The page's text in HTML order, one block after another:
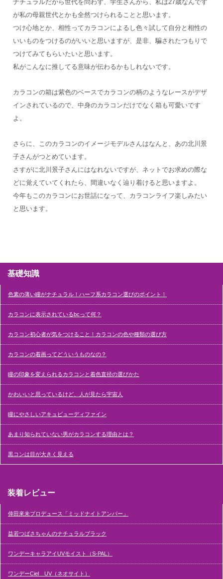
ナチュラルだから世代を問わず、学生さんから、私は27歳なんです
が私の母親世代とかも全然つけられることと思います。
つけ心地とか、相性ってカラコンによるし色々試して自分と相性の
いいものをつけるのがいいと思いますが、是非、騙されたつもりで
つけてみてもらいたいと思います。
私がこんなに推してる意味が伝わるかもしれないです。
カラコンの箱は紫色のベースでカラコンの柄のようなレースがデザ
インされているので、中身のカラコンだけでなく箱も可愛いです
よ。
さらに、このカラコンのイメージモデルさんはなんと、あの北川景
子さんがつとめています。
さすがに北川景子さんにはなれないですが、ネットでお求めの際な
どに覚えていてくれたら、間違いなく辿り着けると思いますよ。
今年もこのカラコンにお世話になって、カラコンライフ楽しみたい
と思います。
基礎知識
色素の薄い瞳がナチュラル！ハーフ系カラコン選びのポイント！
カラコンに表示されているbcって何？
カラコン初心者が気をつけること！カラコンの色や種類の選び方
カラコンの着画ってどういうものなの？
瞳の印象を変えられるカラコンと着色直径の選びかた
かわいいと思っているけど、人が見たら宇宙人
瞳にやさしいアキュビューディファイン
あまり知られていない男がカラコンする理由とは？
黒コンは目が大きく見える
装着レビュー
倖田來未プロデュース「ミッドナイトアンバー」
益若つばさちゃんのナチュラルブラック
ワンデーキャラアイUVモイスト（S-PAL）
ワンデーCiel UV（ネオサイト）